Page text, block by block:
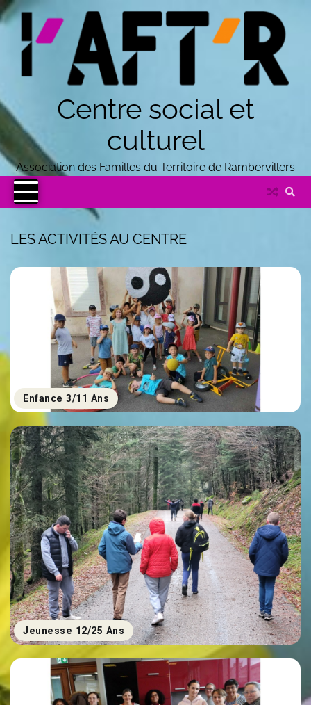
Centre social et
culturel
Association des Familles du Territoire de Rambervillers
LES ACTIVITÉS AU CENTRE
Enfance 3/11 Ans
Jeunesse 12/25 Ans